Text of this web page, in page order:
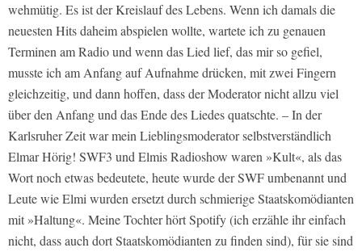
wehmütig. Es ist der Kreislauf des Lebens. Wenn ich damals die
neuesten Hits daheim abspielen wollte, wartete ich zu genauen
Terminen am Radio und wenn das Lied lief, das mir so gefiel,
musste ich am Anfang auf Aufnahme drücken, mit zwei Fingern
gleichzeitig, und dann hoffen, dass der Moderator nicht allzu viel
über den Anfang und das Ende des Liedes quatschte. – In der
Karlsruher Zeit war mein Lieblingsmoderator selbstverständlich
Elmar Hörig! SWF3 und Elmis Radioshow waren »Kult«, als das
Wort noch etwas bedeutete, heute wurde der SWF umbenannt und
Leute wie Elmi wurden ersetzt durch schmierige Staatskomödianten
mit »Haltung«. Meine Tochter hört Spotify (ich erzähle ihr einfach
nicht, dass auch dort Staatskomödianten zu finden sind), für sie sind